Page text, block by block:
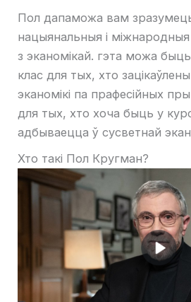
Пол дапаможа вам
нацыянальныя і міжнародныя
з эканомікай. гэта можа
клас для тых, хто
эканомікі па прафесійных
для тых, хто хоча быць у
адбываецца ў сусветнай
Хто такі Пол Кругман?